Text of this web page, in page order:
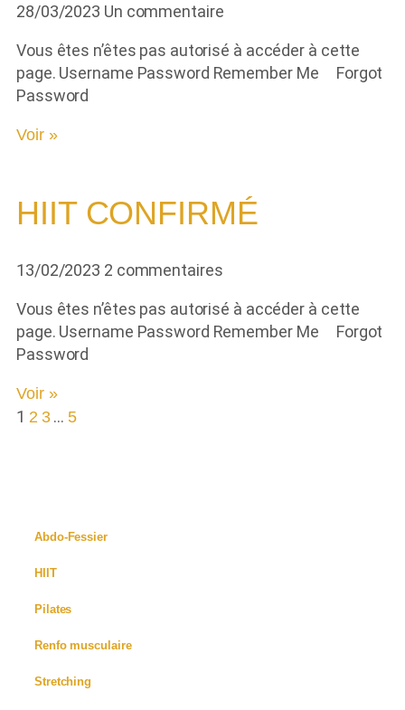
28/03/2023 Un commentaire
Vous êtes n’êtes pas autorisé à accéder à cette
page. Username Password Remember Me Forgot
Password
Voir »
HIIT CONFIRMÉ
13/02/2023 2 commentaires
Vous êtes n’êtes pas autorisé à accéder à cette
page. Username Password Remember Me Forgot
Password
Voir »
1 2 3 … 5
Abdo-Fessier
HIIT
Pilates
Renfo musculaire
Stretching